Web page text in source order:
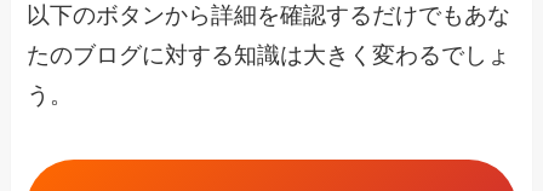
以下のボタンから詳細を確認するだけでもあな
たのブログに対する知識は大きく変わるでしょ
う。